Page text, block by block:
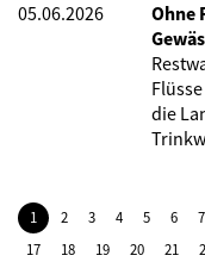
05.06.2026
Ohne
die
1 2 3 4 5 6 7
17
18 19 20 21